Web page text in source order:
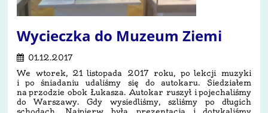
Wycieczka do Muzeum Ziemi
01.12.2017
We wtorek, 21 listopada 2017 roku, po lekcji muzyki
i po śniadaniu udaliśmy się do autokaru. Siedziałem
na przodzie obok Łukasza. Autokar ruszył i pojechaliśmy
do Warszawy. Gdy wysiedliśmy, szliśmy po długich